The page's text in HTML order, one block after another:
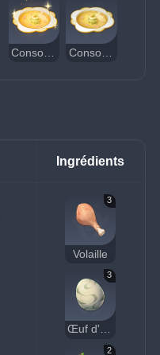
Ingrédients
3
Volaille
3
Œuf d'oiseau
2